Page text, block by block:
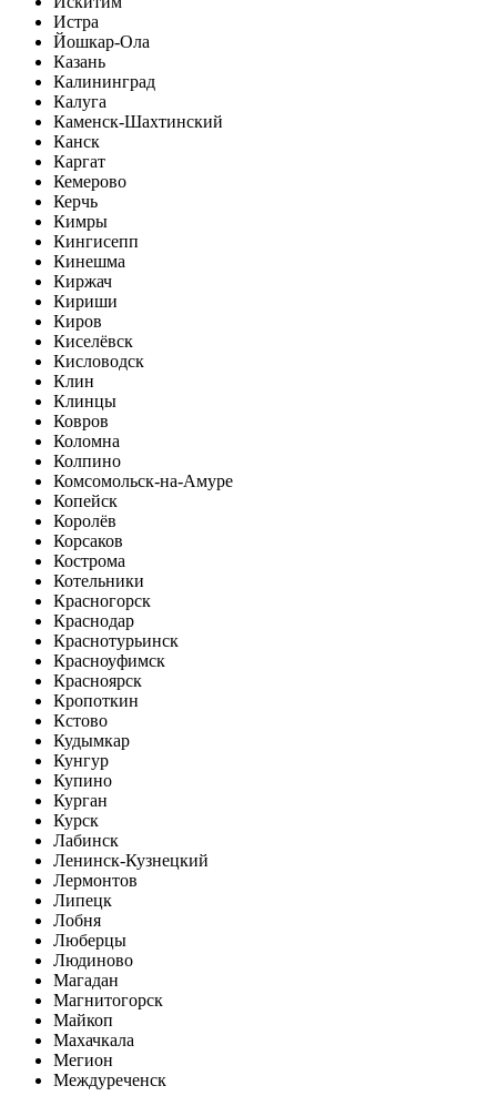
Истра
Йошкар-Ола
Казань
Калининград
Калуга
Каменск-Шахтинский
Канск
Каргат
Кемерово
Керчь
Кимры
Кингисепп
Кинешма
Киржач
Кириши
Киров
Киселёвск
Кисловодск
Клин
Клинцы
Ковров
Коломна
Колпино
Комсомольск-на-Амуре
Копейск
Королёв
Корсаков
Кострома
Котельники
Красногорск
Краснодар
Краснотурьинск
Красноуфимск
Красноярск
Кропоткин
Кстово
Кудымкар
Кунгур
Купино
Курган
Курск
Лабинск
Ленинск-Кузнецкий
Лермонтов
Липецк
Лобня
Люберцы
Людиново
Магадан
Магнитогорск
Майкоп
Махачкала
Мегион
Междуреченск